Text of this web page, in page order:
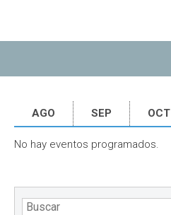
AGO SEP OCT
No hay eventos programados.